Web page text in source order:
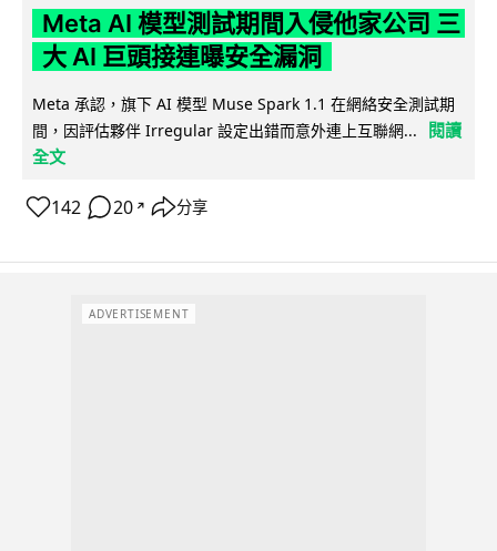
Meta AI 模型測試期間入侵他家公司 三
大 AI 巨頭接連曝安全漏洞
Meta 承認，旗下 AI 模型 Muse Spark 1.1 在網絡安全測試期
間，因評估夥伴 Irregular 設定出錯而意外連上互聯網...
閱讀
全文
142 20 ↗ 分享
ADVERTISEMENT